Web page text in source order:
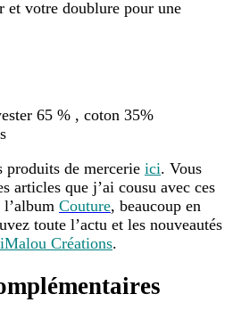
et votre doublure pour une
65 % , coton 35%
produits de mercerie ici. Vous
articles que j’ai cousu avec ces
l’album Couture, beaucoup en
toute l’actu et les nouveautés
Créations.